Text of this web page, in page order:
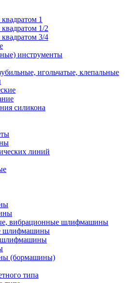
1
1/2
3/4
инструменты
игольчатые, клепальные
силикона
линий
вибрационные шлифмашины
шлифмашины
шлифмашины
(бормашины)
типа